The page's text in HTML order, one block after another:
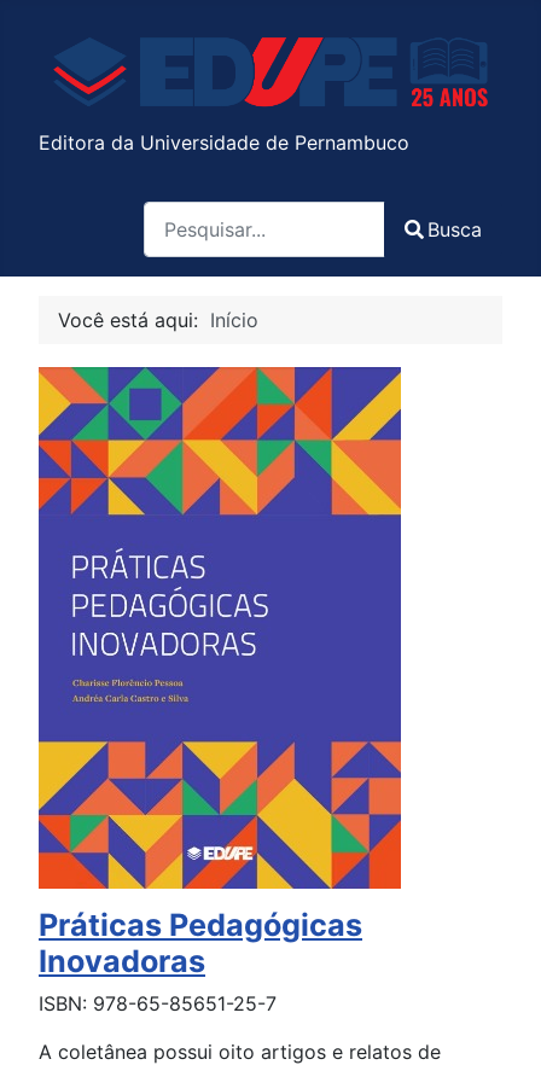
Editora da Universidade de Pernambuco
Busca
Você está aqui: Início
Práticas Pedagógicas
Inovadoras
ISBN: 978-65-85651-25-7
A coletânea possui oito artigos e relatos de